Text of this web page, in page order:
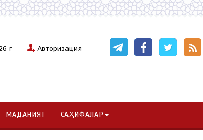
г Авторизация
МАДАНИЯТ САҲИФАЛАР